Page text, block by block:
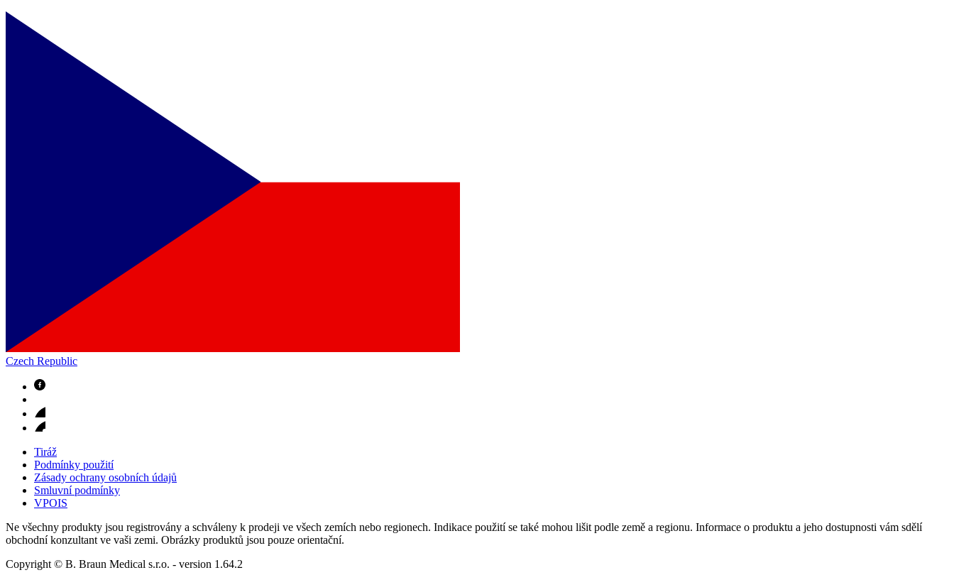
Odborné ambulance
Naše specializované ambulance jsou tu pro vás. Zvolte specializaci a město, které potřebujete, a objednejte se do naší ambulance.
Czech Republic
Tiráž
Podmínky použití
Zásady ochrany osobních údajů
Smluvní podmínky
VPOIS
Ne všechny produkty jsou registrovány a schváleny k prodeji ve všech zemích nebo regionech. Indikace použití se také mohou lišit podle země a regionu. Informace o produktu a jeho dostupnosti vám sdělí
obchodní konzultant ve vaši zemi. Obrázky produktů jsou pouze orientační.
Copyright © B. Braun Medical s.r.o. - version 1.64.2